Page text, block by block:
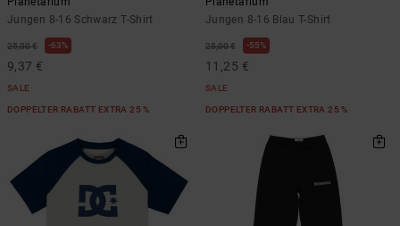
Jungen 8-16 Schwarz T-Shirt
25,00 € 63%
9,37 €
SALE
DOPPELTER RABATT EXTRA 25 %
Jungen 8-16 Blau T-Shirt
25,00 € 55%
11,25 €
SALE
DOPPELTER RABATT EXTRA 25 %